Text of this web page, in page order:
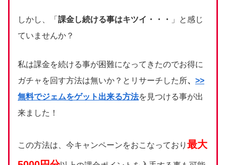
しかし、「 課金し続ける事はキツイ・・・
」と感じ
ていませんか？
私は課金を続ける事が困難になってきたのでお得に
ガチャを回す方法は無いか？とリサーチした所、 >>
無料でジェムをゲット出来る方法を見つける事が出
来ました！
この方法は、今キャンペーンをおこなっており 最大